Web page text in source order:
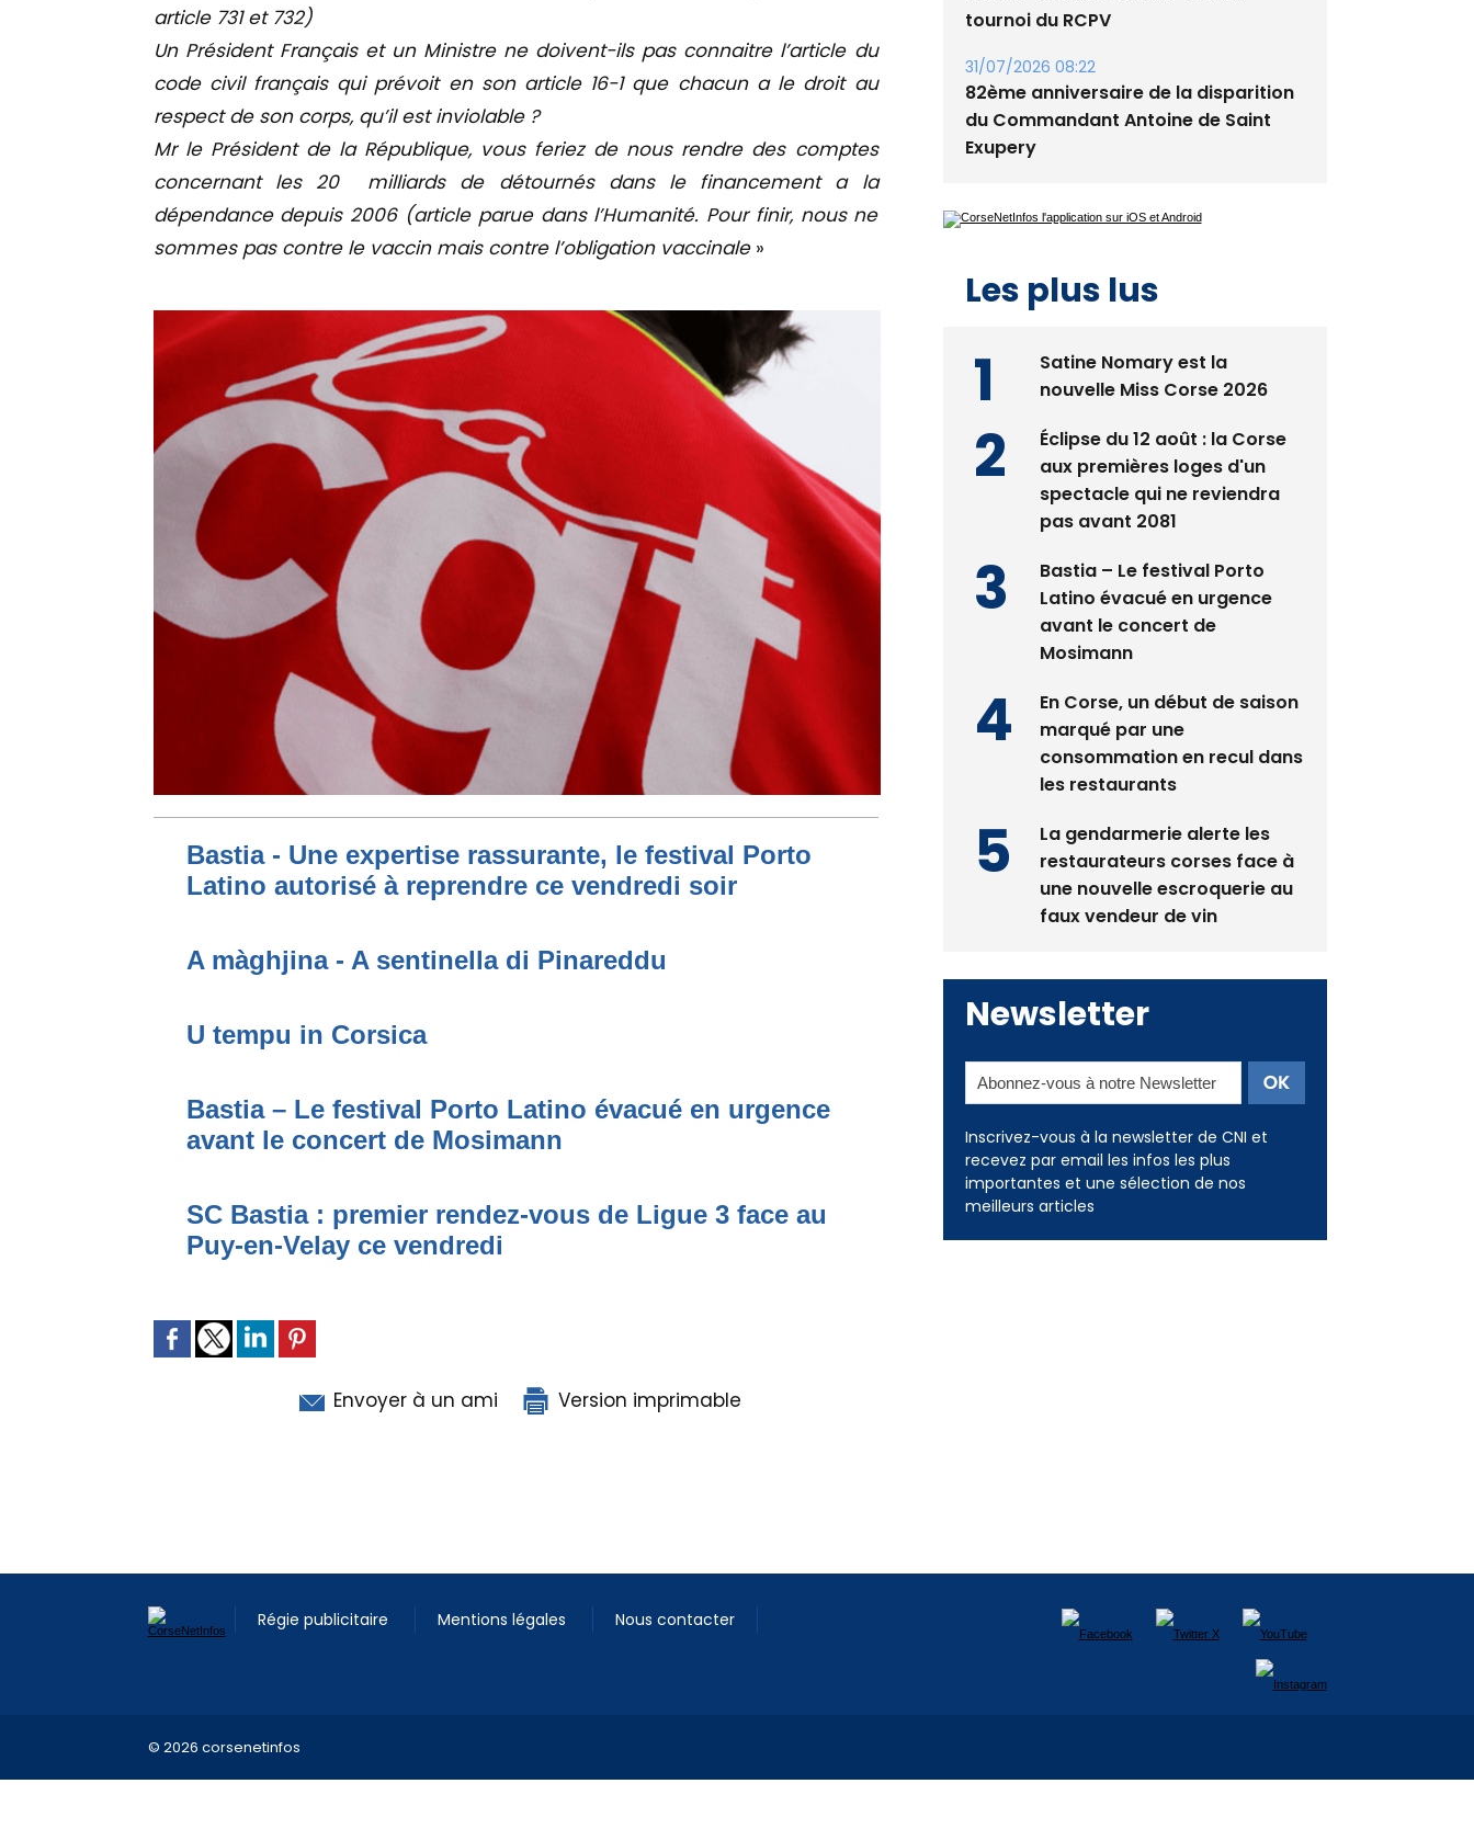
article 731 et 732)
Un Président Français et un Ministre ne doivent-ils pas connaitre l’article du
code civil français qui prévoit en son article 16-1 que chacun a le droit au
respect de son corps, qu’il est inviolable ?
Mr le Président de la République, vous feriez de nous rendre des comptes
concernant les 20 milliards de détournés dans le financement a la
dépendance depuis 2006 (article parue dans l’Humanité. Pour finir, nous ne
sommes pas contre le vaccin mais contre l’obligation vaccinale»
Bastia - Une expertise rassurante, le festival Porto
Latino autorisé à reprendre ce vendredi soir
A màghjina - A sentinella di Pinareddu
U tempu in Corsica
Bastia – Le festival Porto Latino évacué en urgence
avant le concert de Mosimann
SC Bastia : premier rendez-vous de Ligue 3 face au
Puy-en-Velay ce vendredi
Envoyer à un ami Version imprimable
31/07/2026 08:24
tournoi du RCPV
31/07/2026 08:22
82ème anniversaire de la disparition
nouvelle Miss Corse 2026
Éclipse du 12 août : la Corse
aux premières loges d'un
pas avant 2081
Bastia – Le festival Porto
Latino évacué en urgence
Mosimann
En Corse, un début de saison
marqué par une
les restaurants
La gendarmerie alerte les
restaurateurs corses face à
Newsletter
Inscrivez-vous à la newsletter de CNI et
recevez par email les infos les plus
Régie publicitaire Mentions légales Nous contacter
© 2026 corsenetinfos